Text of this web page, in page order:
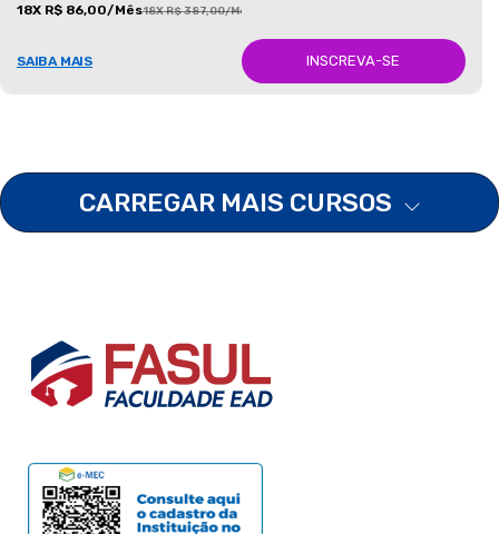
18X R$ 86,00/Mês18X R$ 387,00/Mês
SAIBA MAIS INSCREVA-SE
CARREGAR MAIS CURSOS